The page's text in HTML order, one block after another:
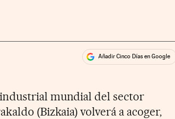
Añadir Cinco Días en Google
industrial mundial del sector
(Bizkaia) volverá a acoger,